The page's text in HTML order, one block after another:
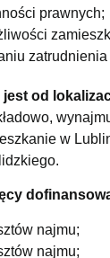
prawnych;
od
w
najmu;
najmu;